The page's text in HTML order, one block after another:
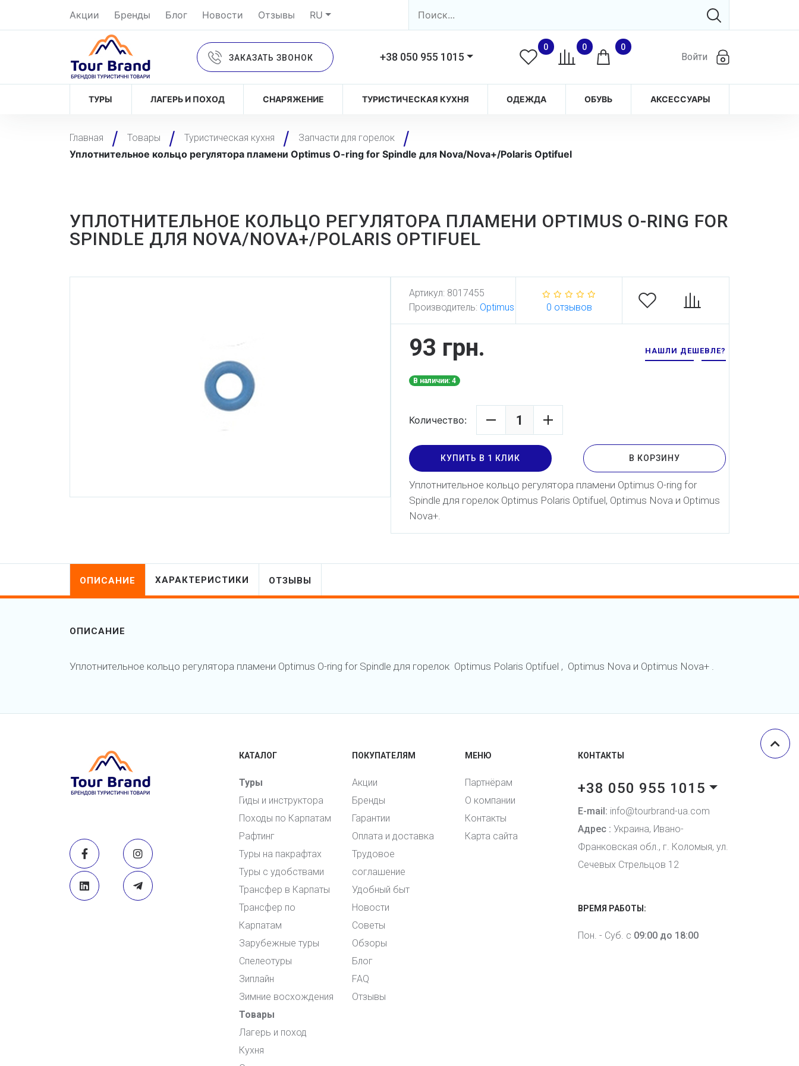
Акции Бренды Блог Новости Отзывы RU
ЗАКАЗАТЬ ЗВОНОК +38 050 955 1015
0 0 0
Войти
ТУРЫ ЛАГЕРЬ И ПОХОД СНАРЯЖЕНИЕ ТУРИСТИЧЕСКАЯ КУХНЯ ОДЕЖДА ОБУВЬ АКСЕССУАРЫ
Главная Товары Туристическая кухня Запчасти для горелок
Уплотнительное кольцо регулятора пламени Optimus O-ring for Spindle для Nova/Nova+/Polaris Optifuel
УПЛОТНИТЕЛЬНОЕ КОЛЬЦО РЕГУЛЯТОРА ПЛАМЕНИ OPTIMUS O-RING FOR
SPINDLE ДЛЯ NOVA/NOVA+/POLARIS OPTIFUEL
Артикул: 8017455
Производитель: Optimus 0 отзывов
93 грн. НАШЛИ ДЕШЕВЛЕ?
В наличии: 4
Количество:
КУПИТЬ В 1 КЛИК В КОРЗИНУ
Уплотнительное кольцо регулятора пламени Optimus O-ring for
Spindle для горелок Optimus Polaris Optifuel, Optimus Nova и Optimus
Nova+.
ОПИСАНИЕ ХАРАКТЕРИСТИКИ ОТЗЫВЫ
ОПИСАНИЕ
Уплотнительное кольцо регулятора пламени Optimus O-ring for Spindle для горелок Optimus Polaris Optifuel , Optimus Nova и Optimus Nova+ .
КАТАЛОГ
Туры
Гиды и инструктора
Походы по Карпатам
Рафтинг
Туры на пакрафтах
Туры с удобствами
Трансфер в Карпаты
Трансфер по
Карпатам
Зарубежные туры
Спелеотуры
Зиплайн
Зимние восхождения
Товары
Лагерь и поход
Кухня
ПОКУПАТЕЛЯМ
Акции
Бренды
Гарантии
Оплата и доставка
Трудовое
соглашение
Удобный быт
Новости
Советы
Обзоры
Блог
FAQ
Отзывы
МЕНЮ
Партнёрам
О компании
Контакты
Карта сайта
КОНТАКТЫ
+38 050 955 1015
E-mail: info@tourbrand-ua.com
Адрес : Украина, Ивано-
Франковская обл., г. Коломыя, ул.
Сечевых Стрельцов 12
ВРЕМЯ РАБОТЫ:
Пон. - Суб. с 09:00 до 18:00